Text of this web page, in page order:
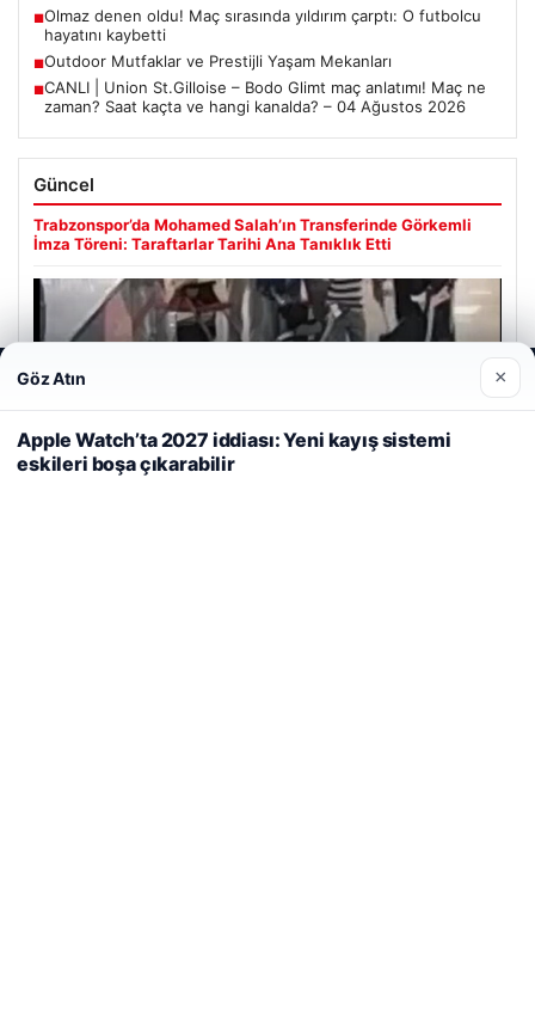
■Olmaz denen oldu! Maç sırasında yıldırım çarptı: O futbolcu
hayatını kaybetti
■Outdoor Mutfaklar ve Prestijli Yaşam Mekanları
■CANLI | Union St.Gilloise – Bodo Glimt maç anlatımı! Maç ne
zaman? Saat kaçta ve hangi kanalda? – 04 Ağustos 2026
Güncel
Trabzonspor’da Mohamed Salah’ın Transferinde Görkemli
İmza Töreni: Taraftarlar Tarihi Ana Tanıklık Etti
Personeline Ödül
Web sitemizi nasıl kullandığınızı daha iyi anlayabilmek,
deneyiminizi kişiselleştirmek ve geliştirmek amacıyla çerezler
kullanıyoruz. Çerez Politikamız
Reddet Kabul Et
Göz Atın ×
Apple Watch’ta 2027 iddiası: Yeni kayış sistemi
eskileri boşa çıkarabilir